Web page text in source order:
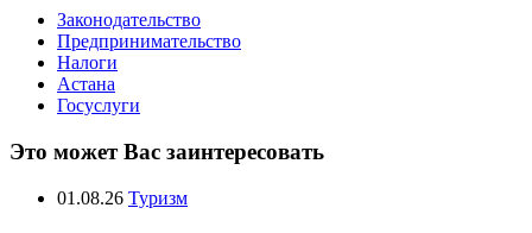
Законодательство
Предпринимательство
Налоги
Астана
Госуслуги
Это может Вас заинтересовать
01.08.26 Туризм